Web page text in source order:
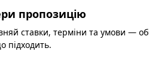
пропозицію
ставки, терміни та умови —
підходить.